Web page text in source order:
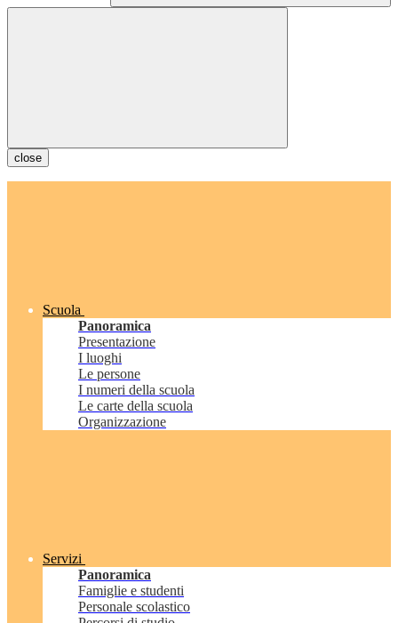
close
Scuola
Panoramica
Presentazione
I luoghi
Le persone
I numeri della scuola
Le carte della scuola
Organizzazione
Servizi
Panoramica
Famiglie e studenti
Personale scolastico